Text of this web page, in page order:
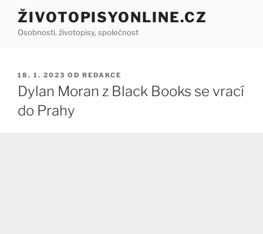
Přejít
obsahu
ŽIVOTOPISYONLINE.CZ
Osobnosti, životopisy, společnost
PUBLIKOVÁNO
18. 1. 2023 OD REDAKCE
Dylan Moran z Black Books se vrací
do Prahy